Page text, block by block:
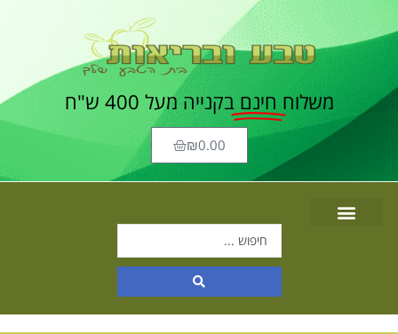
משלוח חינם בקנייה מעל 400 ש"ח
₪0.00